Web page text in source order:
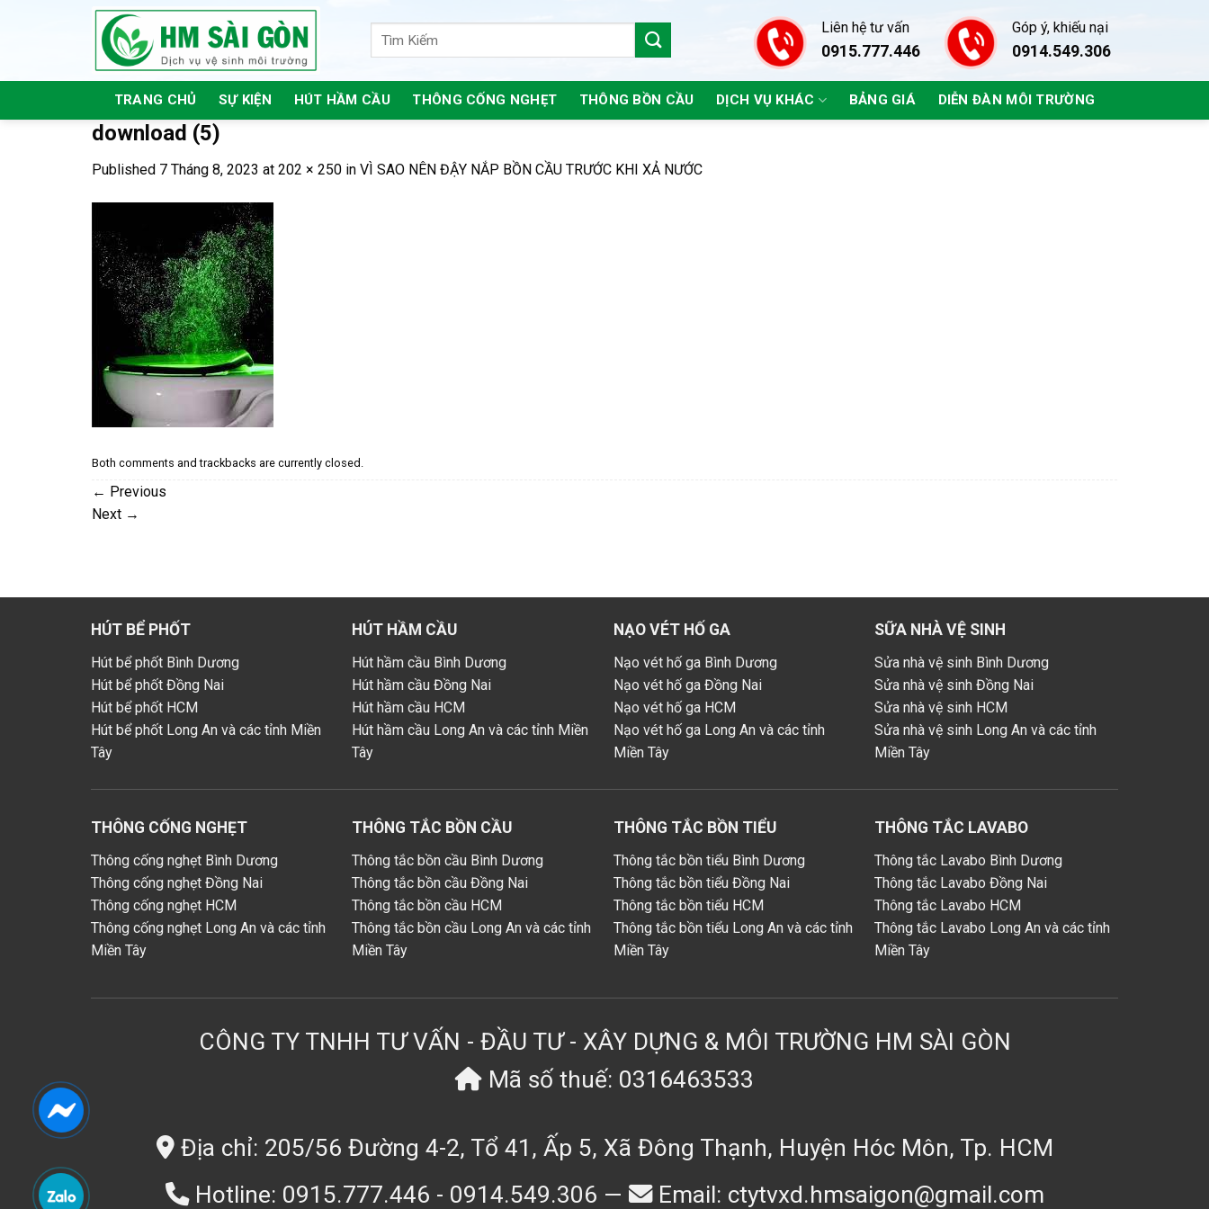
Liên hệ tư vấn
0915.777.446
Góp ý, khiếu nại
0914.549.306
TRANG CHỦ SỰ KIỆN HÚT HẦM CẦU THÔNG CỐNG NGHẸT THÔNG BỒN CẦU DỊCH VỤ KHÁC BẢNG GIÁ DIỄN ĐÀN MÔI TRƯỜNG
download (5)
Published 7 Tháng 8, 2023 at 202 × 250 in VÌ SAO NÊN ĐẬY NẮP BỒN CẦU TRƯỚC KHI XẢ NƯỚC
Both comments and trackbacks are currently closed.
← Previous
Next →
HÚT BỂ PHỐT
Hút bể phốt Bình Dương
Hút bể phốt Đồng Nai
Hút bể phốt HCM
Hút bể phốt Long An và các tỉnh Miền
Tây
HÚT HẦM CẦU
Hút hầm cầu Bình Dương
Hút hầm cầu Đồng Nai
Hút hầm cầu HCM
Hút hầm cầu Long An và các tỉnh Miền
Tây
NẠO VÉT HỐ GA
Nạo vét hố ga Bình Dương
Nạo vét hố ga Đồng Nai
Nạo vét hố ga HCM
Nạo vét hố ga Long An và các tỉnh
Miền Tây
SỮA NHÀ VỆ SINH
Sửa nhà vệ sinh Bình Dương
Sửa nhà vệ sinh Đồng Nai
Sửa nhà vệ sinh HCM
Sửa nhà vệ sinh Long An và các tỉnh
Miền Tây
THÔNG CỐNG NGHẸT
Thông cống nghẹt Bình Dương
Thông cống nghẹt Đồng Nai
Thông cống nghẹt HCM
Thông cống nghẹt Long An và các tỉnh
Miền Tây
THÔNG TẮC BỒN CẦU
Thông tắc bồn cầu Bình Dương
Thông tắc bồn cầu Đồng Nai
Thông tắc bồn cầu HCM
Thông tắc bồn cầu Long An và các tỉnh
Miền Tây
THÔNG TẮC BỒN TIỂU
Thông tắc bồn tiểu Bình Dương
Thông tắc bồn tiểu Đồng Nai
Thông tắc bồn tiểu HCM
Thông tắc bồn tiểu Long An và các tỉnh
Miền Tây
THÔNG TẮC LAVABO
Thông tắc Lavabo Bình Dương
Thông tắc Lavabo Đồng Nai
Thông tắc Lavabo HCM
Thông tắc Lavabo Long An và các tỉnh
Miền Tây
CÔNG TY TNHH TƯ VẤN - ĐẦU TƯ - XÂY DỰNG & MÔI TRƯỜNG HM SÀI GÒN
Mã số thuế: 0316463533
Địa chỉ: 205/56 Đường 4-2, Tổ 41, Ấp 5, Xã Đông Thạnh, Huyện Hóc Môn, Tp. HCM
Hotline: 0915.777.446 - 0914.549.306 —
Email: ctytvxd.hmsaigon@gmail.com